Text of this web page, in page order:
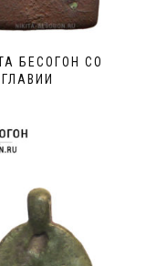
БЕСОГОН СО